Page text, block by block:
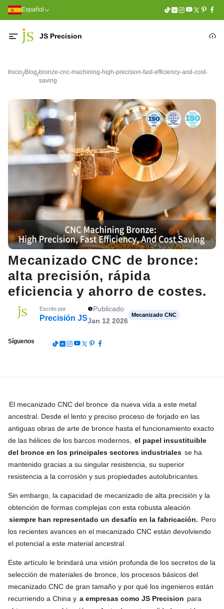
Español
JS Precision
Inicio/Blog/bronze-cnc-machining-high-precision-fast-efficiency-and-cost-
saving
Mecanizado CNC de bronce:
alta precisión, rápida
eficiencia y ahorro de costes.
Escrito por
Precisión JS
Publicado
Jan 12 2026
Mecanizado CNC
Síguenos
El mecanizado CNC del bronce da nueva vida a este metal
ancestral. Desde el lento y preciso proceso de forjado en las
antiguas obras de arte de bronce hasta el funcionamiento exacto
de las hélices de los barcos modernos,
el papel insustituible
del bronce en los principales sectores industriales se ha
mantenido gracias a su singular resistencia, su superior
resistencia a la corrosión y sus propiedades autolubricantes.
Sin embargo, la capacidad de mecanizado de alta precisión y la
obtención de formas complejas con esta robusta aleación
siempre han representado un desafío en la fabricación. Pero
los recientes avances en el mecanizado CNC están devolviendo
el potencial a este material ancestral.
Este artículo le brindará una visión profunda de los secretos de la
selección de materiales de bronce, los procesos básicos del
mecanizado CNC de gran tamaño y por qué los ingenieros están
recurriendo a China y a empresas como JS Precision para